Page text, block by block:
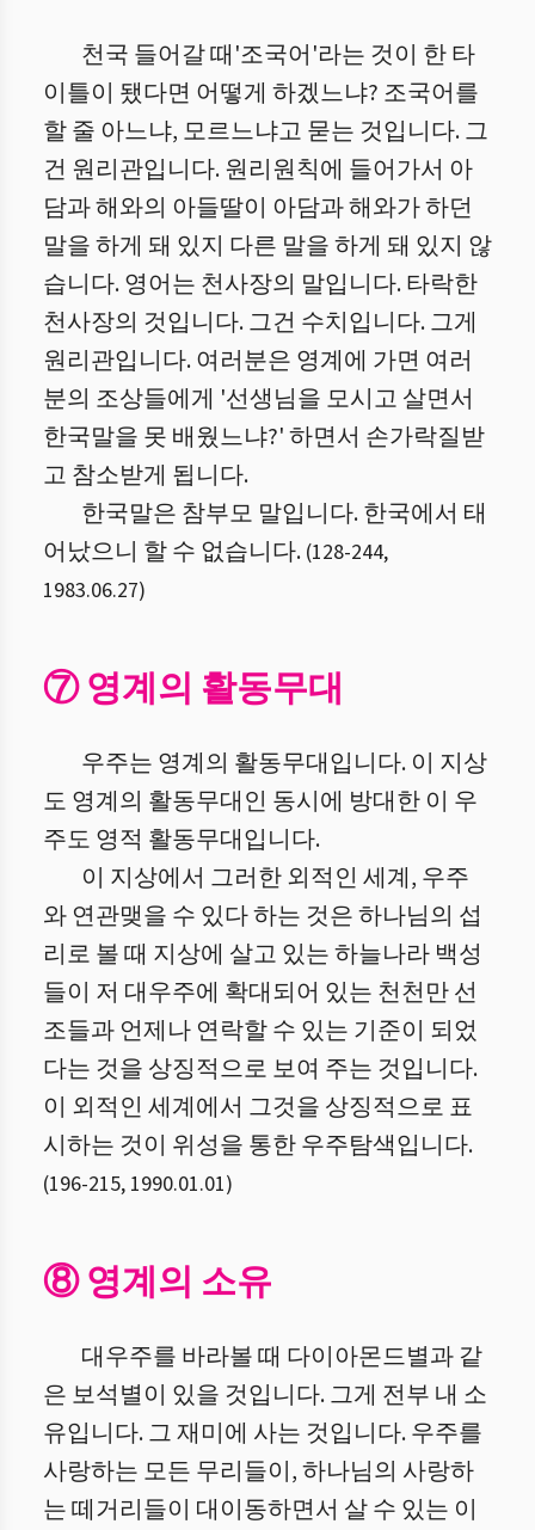
천국 들어갈 때'조국어'라는 것이 한 타
이틀이 됐다면 어떻게 하겠느냐? 조국어를
할 줄 아느냐, 모르느냐고 묻는 것입니다. 그
건 원리관입니다. 원리원칙에 들어가서 아
담과 해와의 아들딸이 아담과 해와가 하던
말을 하게 돼 있지 다른 말을 하게 돼 있지 않
습니다. 영어는 천사장의 말입니다. 타락한
천사장의 것입니다. 그건 수치입니다. 그게
원리관입니다. 여러분은 영계에 가면 여러
분의 조상들에게 '선생님을 모시고 살면서
한국말을 못 배웠느냐?' 하면서 손가락질받
고 참소받게 됩니다.
한국말은 참부모 말입니다. 한국에서 태
어났으니 할 수 없습니다. (128-244,
1983.06.27)
⑦ 영계의 활동무대
우주는 영계의 활동무대입니다. 이 지상
도 영계의 활동무대인 동시에 방대한 이 우
주도 영적 활동무대입니다.
이 지상에서 그러한 외적인 세계, 우주
와 연관맺을 수 있다 하는 것은 하나님의 섭
리로 볼 때 지상에 살고 있는 하늘나라 백성
들이 저 대우주에 확대되어 있는 천천만 선
조들과 언제나 연락할 수 있는 기준이 되었
다는 것을 상징적으로 보여 주는 것입니다.
이 외적인 세계에서 그것을 상징적으로 표
시하는 것이 위성을 통한 우주탐색입니다.
(196-215, 1990.01.01)
⑧ 영계의 소유
대우주를 바라볼 때 다이아몬드별과 같
은 보석별이 있을 것입니다. 그게 전부 내 소
유입니다. 그 재미에 사는 것입니다. 우주를
사랑하는 모든 무리들이, 하나님의 사랑하
는 떼거리들이 대이동하면서 살 수 있는 이